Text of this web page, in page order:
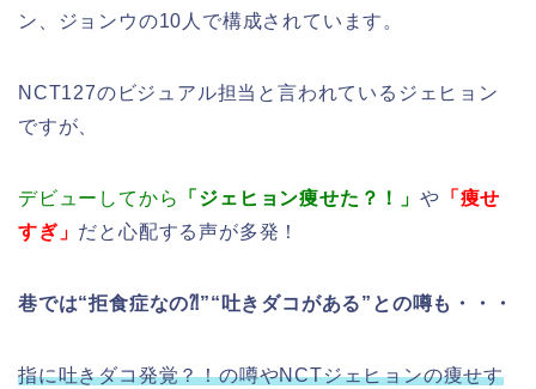
ン、ジョンウの10人で構成されています。
NCT127のビジュアル担当と言われているジェヒョン
ですが、
デビューしてから 「ジェヒョン痩せた？！」や 「痩せ
すぎ」 だと心配する声が多発！
巷では“拒食症なの⁈”“吐きダコがある”との噂も・・・
指に吐きダコ発覚？！の噂やNCTジェヒョンの痩せす